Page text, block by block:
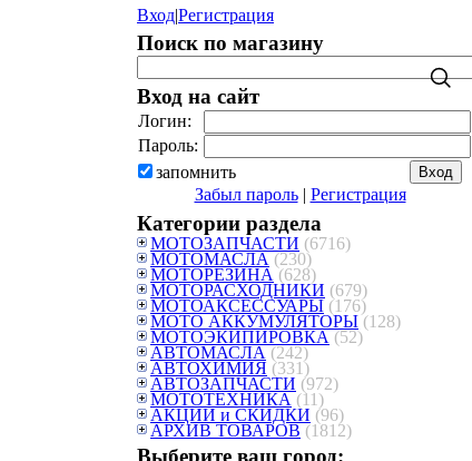
Вход|Регистрация
Поиск по магазину
Вход на сайт
Логин:
Пароль:
запомнить
Забыл пароль| Регистрация
Категории раздела
МОТОЗАПЧАСТИ (6716)
МОТОМАСЛА (230)
МОТОРЕЗИНА (628)
МОТОРАСХОДНИКИ (679)
МОТОАКСЕССУАРЫ (176)
МОТО АККУМУЛЯТОРЫ (128)
МОТОЭКИПИРОВКА (52)
АВТОМАСЛА (242)
АВТОХИМИЯ (331)
АВТОЗАПЧАСТИ (972)
МОТОТЕХНИКА (11)
АКЦИИ и СКИДКИ (96)
АРХИВ ТОВАРОВ (1812)
Выберите ваш город: